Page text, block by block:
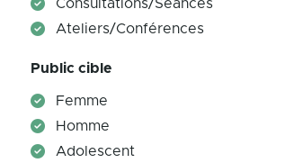
Consultations/Séances
Ateliers/Conférences
Public cible
Femme
Homme
Adolescent